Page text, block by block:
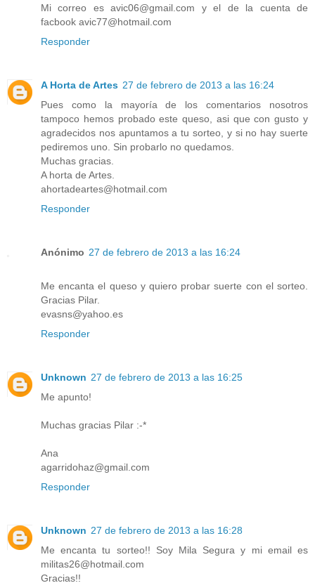
Mi correo es avic06@gmail.com y el de la cuenta de
facbook avic77@hotmail.com
Responder
A Horta de Artes 27 de febrero de 2013 a las 16:24
Pues como la mayoría de los comentarios nosotros
tampoco hemos probado este queso, asi que con gusto y
agradecidos nos apuntamos a tu sorteo, y si no hay suerte
pediremos uno. Sin probarlo no quedamos.
Muchas gracias.
A horta de Artes.
ahortadeartes@hotmail.com
Responder
Anónimo 27 de febrero de 2013 a las 16:24
Me encanta el queso y quiero probar suerte con el sorteo.
Gracias Pilar.
evasns@yahoo.es
Responder
Unknown 27 de febrero de 2013 a las 16:25
Me apunto!
Muchas gracias Pilar :-*
Ana
agarridohaz@gmail.com
Responder
Unknown 27 de febrero de 2013 a las 16:28
Me encanta tu sorteo!! Soy Mila Segura y mi email es
militas26@hotmail.com
Gracias!!